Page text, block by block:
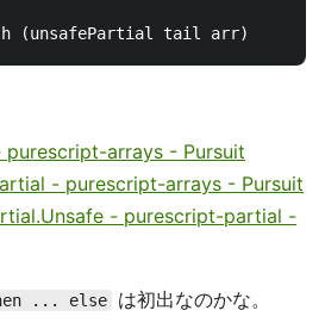
arrays - Pursuit
- purescript-arrays - Pursuit
- purescript-partial -
... else は初出なのかな。